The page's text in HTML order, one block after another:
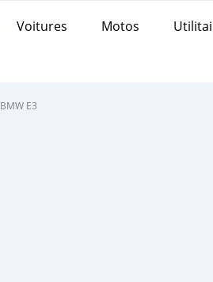
Voitures Motos
BMW E3